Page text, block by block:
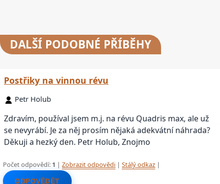
DALŠÍ PODOBNÉ PŘÍBĚHY
Postřiky na vinnou révu
Petr Holub
Zdravím, používal jsem m.j. na révu Quadris max, ale už
se nevyrábí. Je za něj prosím nějaká adekvátní náhrada?
Děkuji a hezký den. Petr Holub, Znojmo
Počet odpovědí: 1 |Zobrazit odpovědi |Stálý odkaz |
ODPOVĚDĚT